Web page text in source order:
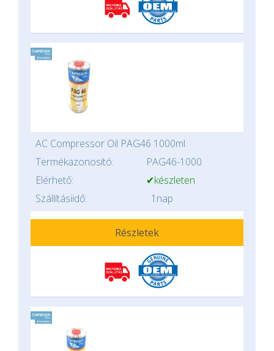
AC Compressor Oil PAG46 1000ml
Termékazonosító:
PAG46-1000
Elérhető:
✔készleten
Szállításiidő:
1nap
Részletek